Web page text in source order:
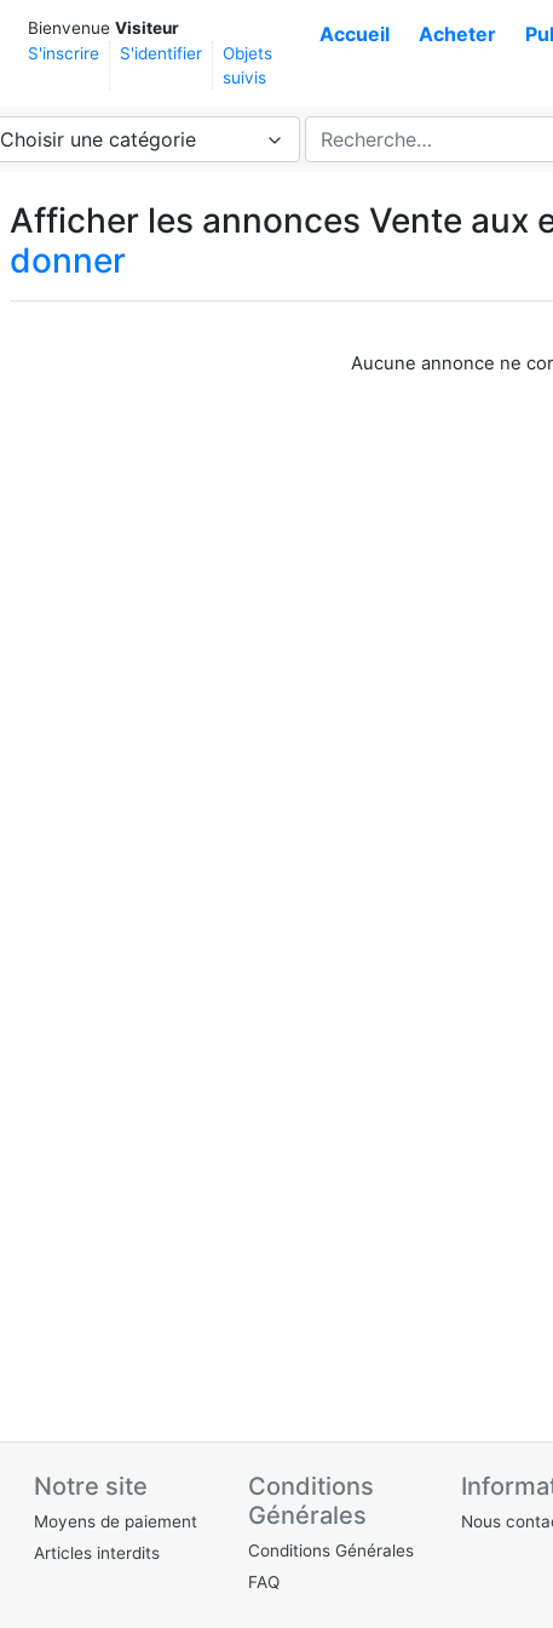
Bienvenue Visiteur
S'inscrire
S'identifier
Objets
suivis
Accueil Acheter
Choisir une catégorie
Afficher les annonces Vente aux
donner
Aucune annonce ne
Notre site
Moyens de paiement
Articles interdits
Conditions
Générales
Conditions Générales
FAQ
Nous